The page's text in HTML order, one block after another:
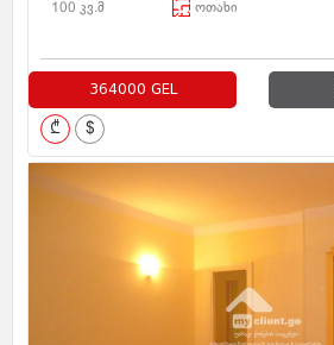
100 კვ.მ ოთახი
364000 GEL
₾ $